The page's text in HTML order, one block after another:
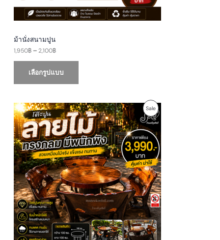
N
S
ม้านั่งสนามปูน
1,950฿ –2,100฿
h
r
o
2
,
0
0
เลือกรูปแบบ
SaleP
R
O
D
U
C
T
O
N
O
r
i
g
i
n
a
l
p
r
i
c
e
w
a
s
:
4
,
C
r
r
e
n
t
p
r
i
c
e
i
s
3
,
7
0